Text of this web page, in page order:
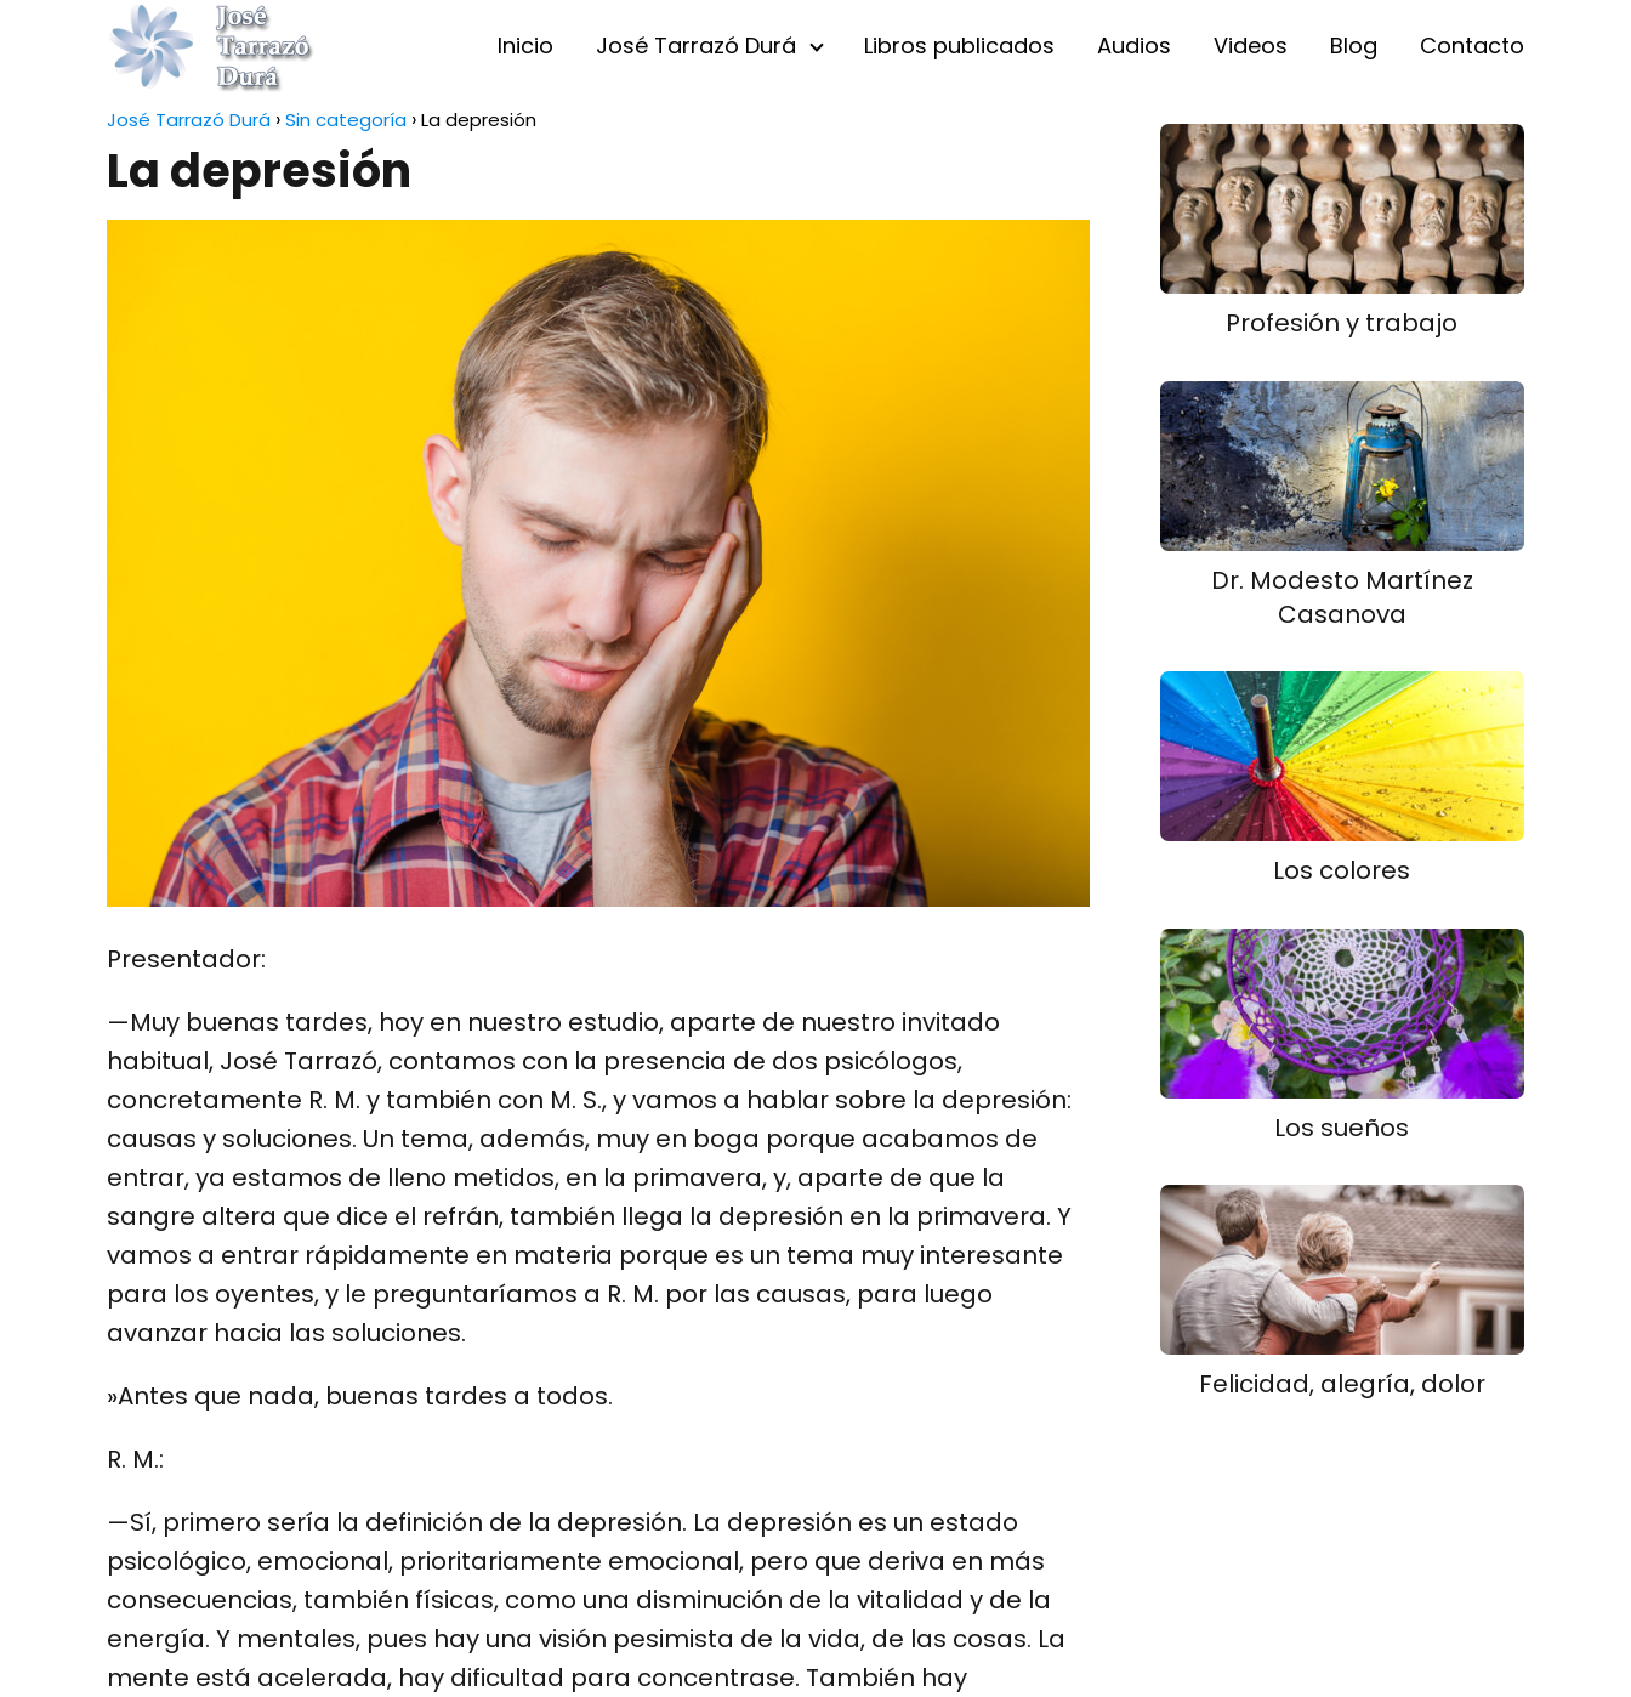
Inicio José Tarrazó Durá Libros publicados Audios Videos Blog Contacto
José Tarrazó Durá Sin categoría La depresión
La depresión
Presentador:
—Muy buenas tardes, hoy en nuestro estudio, aparte de nuestro invitado
habitual, José Tarrazó, contamos con la presencia de dos psicólogos,
concretamente R. M. y también con M. S., y vamos a hablar sobre la depresión:
causas y soluciones. Un tema, además, muy en boga porque acabamos de
entrar, ya estamos de lleno metidos, en la primavera, y, aparte de que la
sangre altera que dice el refrán, también llega la depresión en la primavera. Y
vamos a entrar rápidamente en materia porque es un tema muy interesante
para los oyentes, y le preguntaríamos a R. M. por las causas, para luego
avanzar hacia las soluciones.
»Antes que nada, buenas tardes a todos.
R. M.:
—Sí, primero sería la definición de la depresión. La depresión es un estado
psicológico, emocional, prioritariamente emocional, pero que deriva en más
consecuencias, también físicas, como una disminución de la vitalidad y de la
energía. Y mentales, pues hay una visión pesimista de la vida, de las cosas. La
mente está acelerada, hay dificultad para concentrase. También hay
Profesión y trabajo
Dr. Modesto Martínez
Casanova
Los colores
Los sueños
Felicidad, alegría, dolor